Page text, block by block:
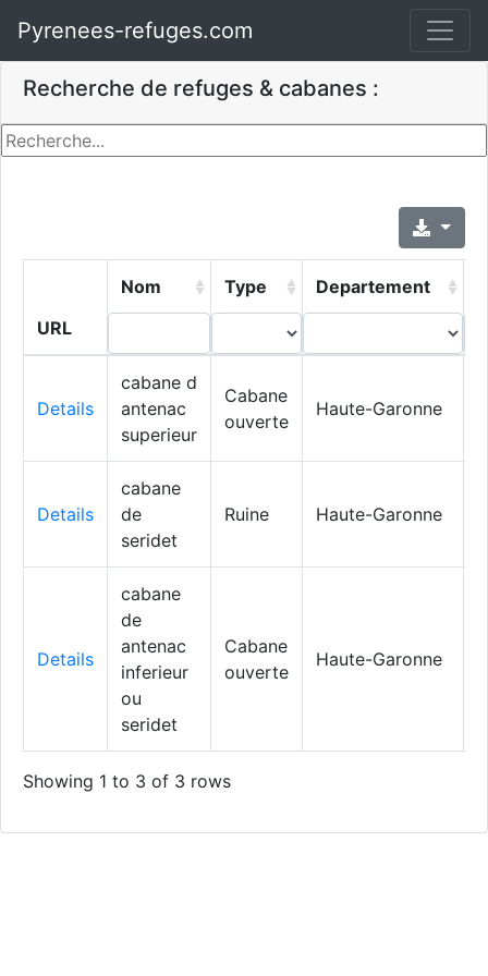
Pyrenees-refuges.com
Recherche de refuges & cabanes :
URL
Nom Type Departement
Details
cabane d
antenac
superieur
Cabane
ouverte
Haute-Garonne
Details
cabane
de
seridet
Ruine Haute-Garonne
Details
cabane
de
antenac
inferieur
ou
seridet
Cabane
ouverte
Haute-Garonne
Showing 1 to 3 of 3 rows